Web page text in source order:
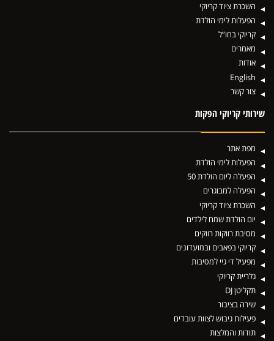
השכרת ציוד קריוקי
הפעלות לימי הולדת
קריוקי בחו”ל
מאמרים
אודות
English
צור קשר
שירותי קריוקי הפקות
מפת אתר
הפעלות לימי הולדת
הפעלה ליום הולדת 50
הפעלה למבוגרים
השכרת ציוד קריוקי
יום הולדת שמח לילדים
מסיבת רווקות רווקים
קריוקי בפאבים ובמועדונים
מפעיל די גיי למסיבות
גלריית קריוקי
תקליטן DJ
שירה בציבור
פעילות גיבוש לצוות עובדים
תודות והמלצות